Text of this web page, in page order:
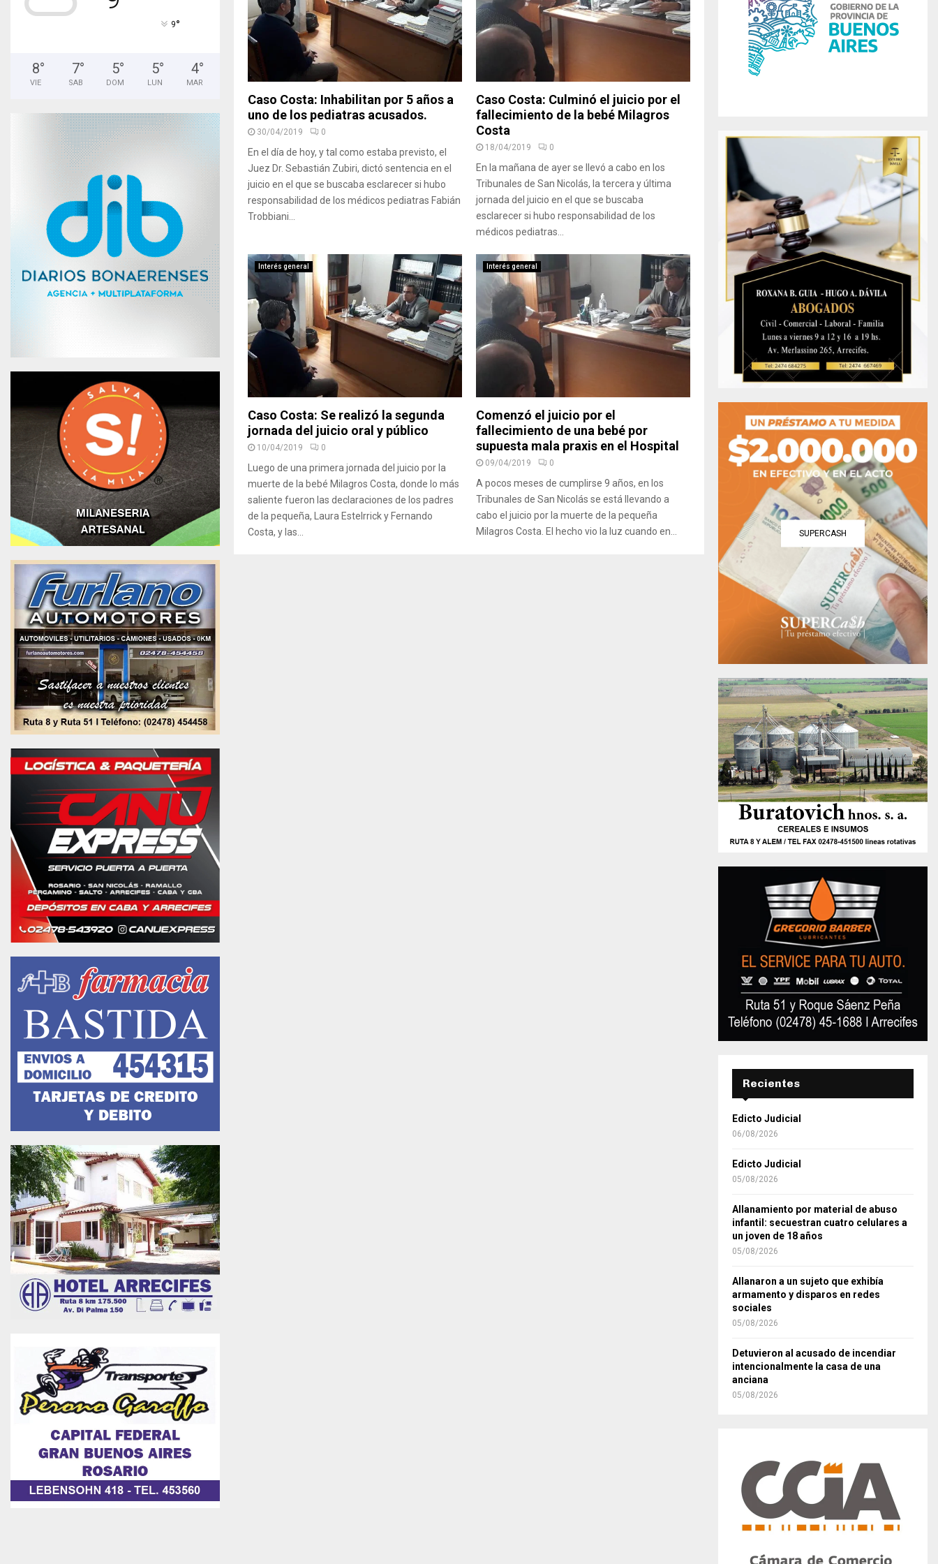
Caso Costa: Inhabilitan por 5 años a
uno de los pediatras acusados.
30/04/2019 0
En el día de hoy, y tal como estaba previsto, el
Juez Dr. Sebastián Zubiri, dictó sentencia en el
juicio en el que se buscaba esclarecer si hubo
responsabilidad de los médicos pediatras Fabián
Trobbiani...
Caso Costa: Culminó el juicio por el
fallecimiento de la bebé Milagros
Costa
18/04/2019 0
En la mañana de ayer se llevó a cabo en los
Tribunales de San Nicolás, la tercera y última
jornada del juicio en el que se buscaba
esclarecer si hubo responsabilidad de los
médicos pediatras...
Interés general
Caso Costa: Se realizó la segunda
jornada del juicio oral y público
10/04/2019 0
Luego de una primera jornada del juicio por la
muerte de la bebé Milagros Costa, donde lo más
saliente fueron las declaraciones de los padres
de la pequeña, Laura Estelrrick y Fernando
Costa, y las...
Interés general
Comenzó el juicio por el
fallecimiento de una bebé por
supuesta mala praxis en el Hospital
09/04/2019 0
A pocos meses de cumplirse 9 años, en los
Tribunales de San Nicolás se está llevando a
cabo el juicio por la muerte de la pequeña
Milagros Costa. El hecho vio la luz cuando en...
9°
8°
VIE
7°
SAB
5°
DOM
5°
LUN
4°
MAR
R
C
SUPERCASH
Recientes
Edicto Judicial
06/08/2026
Edicto Judicial
05/08/2026
Allanamiento por material de abuso
infantil: secuestran cuatro celulares a
un joven de 18 años
05/08/2026
Allanaron a un sujeto que exhibía
armamento y disparos en redes
sociales
05/08/2026
Detuvieron al acusado de incendiar
intencionalmente la casa de una
anciana
05/08/2026